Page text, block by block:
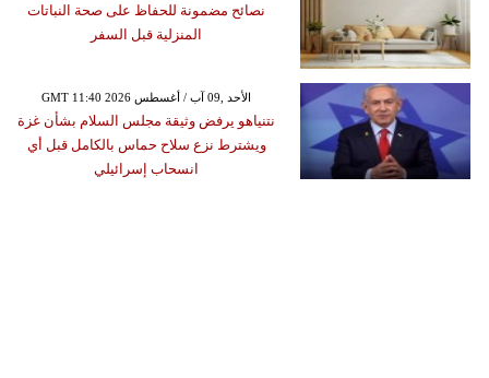
نصائح مضمونة للحفاظ على صحة النباتات
المنزلية قبل السفر
GMT 11:40 2026 الأحد ,09 آب / أغسطس
نتنياهو يرفض وثيقة مجلس السلام بشأن غزة
ويشترط نزع سلاح حماس بالكامل قبل أي
انسحاب إسرائيلي